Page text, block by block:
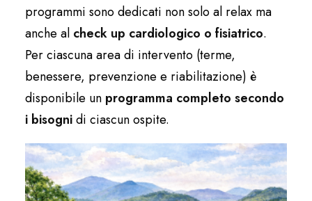
programmi sono dedicati non solo al relax ma
anche al check up cardiologico o fisiatrico.
Per ciascuna area di intervento (terme,
benessere, prevenzione e riabilitazione) è
disponibile un programma completo secondo
i bisognidi ciascun ospite.